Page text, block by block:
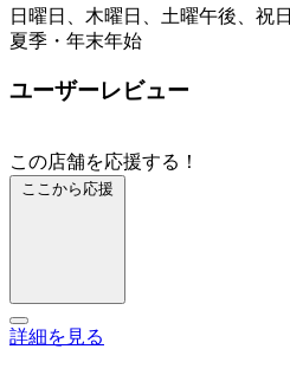
日曜日、木曜日、土曜午後、祝日
夏季・年末年始
ユーザーレビュー
この店舗を応援する！
ここから応援
詳細を見る